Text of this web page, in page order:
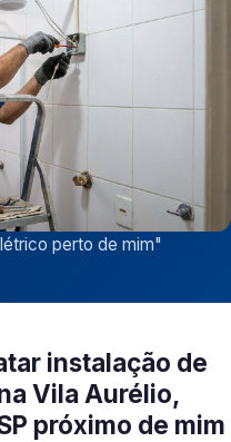
perto de mim"
instalação de
Vila Aurélio,
próximo de mim